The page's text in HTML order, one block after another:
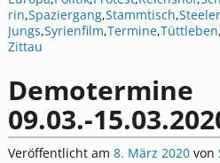
rin,Spaziergang,Stammtisch,Steeler
Jungs,Syrienfilm,Termine,Tüttleben,
Zittau
Demotermine
09.03.-
Veröffentlicht am 8. März 2020 von